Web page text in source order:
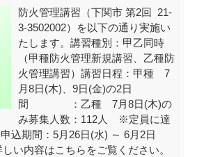
防火管理講習（下関市 第2回 21-
3-3502002）を以下の通り実施い
たします。講習種別：甲乙同時
（甲種防火管理新規講習、乙種防
火管理講習）講習日程：甲種 7
月8日(木)、9日(金)の2日
間 ：乙種 7月8日(木)の
み募集人数：112人 ※定員に達
込期間：5月26日(水) ～ 6月2日
い内容はこちらをご覧ください。